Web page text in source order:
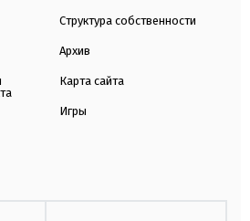
Структура собственности
Архив
Карта сайта
Игры